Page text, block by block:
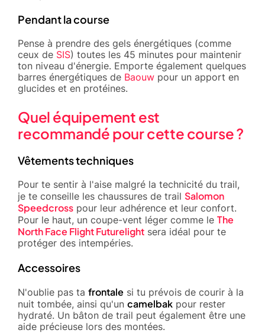
Pendant la course
Pense à prendre des gels énergétiques (comme
ceux de SIS) toutes les 45 minutes pour maintenir
ton niveau d'énergie. Emporte également quelques
barres énergétiques de Baouw pour un apport en
glucides et en protéines.
Quel équipement est
recommandé pour cette course ?
Vêtements techniques
Pour te sentir à l'aise malgré la technicité du trail,
je te conseille les chaussures de trail Salomon
Speedcross pour leur adhérence et leur confort.
Pour le haut, un coupe-vent léger comme le The
North Face Flight Futurelight sera idéal pour te
protéger des intempéries.
Accessoires
N'oublie pas ta frontale si tu prévois de courir à la
nuit tombée, ainsi qu'un camelbak pour rester
hydraté. Un bâton de trail peut également être une
aide précieuse lors des montées.